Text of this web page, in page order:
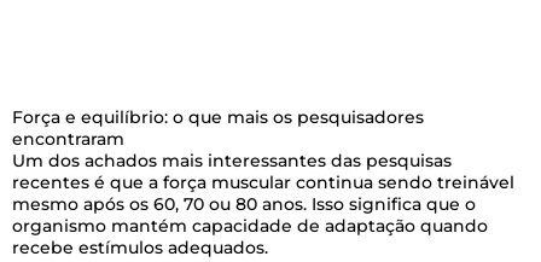
Força e equilíbrio: o que mais os pesquisadores
encontraram
Um dos achados mais interessantes das pesquisas
recentes é que a força muscular continua sendo treinável
mesmo após os 60, 70 ou 80 anos. Isso significa que o
organismo mantém capacidade de adaptação quando
recebe estímulos adequados.